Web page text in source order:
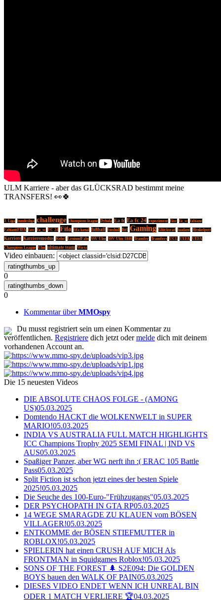
ULM Karriere - aber das GLÜCKSRAD bestimmt meine
TRANSFERS! 👀🍀
3. Liga bundesliga challenge champions league Dybala Ea fc Ea fc 24 experiment fäsc fä_sc fabiano
FabianoFIFA fasc fa_sc FC 24 Fifa fifa kanal fußball fussball fut Gaming Glücksrad haaland Henkelpott
Karriere Karrieremodus Kobel LeniundFabs SSV Ulm SSV Ulm 1846 Transfer Transfers UCL UEFA UEFA
Champions League Ulm ultimate team Wirtz
Video einbauen:
0
0
Kommentar überMMOspy
Du musst registriert sein um einen Kommentar zu
veröffentlichen. Registriere dich jetzt odermelde dich mit deinem
vorhandenen Account an.
Die 15 neuesten Videos
DIE ABSOLUTE CHAOS FOLGE - (AMONG
US)05.03.2025
Domtendo HACKT die WOLKENWELT in SUPER
MARIO!05.03.2025
INDIA VS AUSTRALIA FULL MATCH HIGHLIGHTS
ICC Champions Trophy 2025 SEMI FINAL | IND VS
AUS05.03.2025
Spaßiger Panzer, aber WG nerft ihn :( ERAC 105 Battle
Pass05.03.2025
Split Fiction ist schon jetzt eines der besten Spiele
2025!05.03.2025
Die Seuche des 100-Euro-"Frühzugangs"05.03.2025
DER PSYCHOPATH IN GTA RP05.03.2025
14 WEGE SMARAGDE ZU KLAUEN vom BÖSEN
VILLAGER!05.03.2025
ENTKOMME der BÖSEN STIEFMUTTER in
ROBLOX!05.03.2025
SPIELERIN hat einen CRUSH AUF MICH Als
FRONTMAN in Squidgames Roblox!05.03.2025
SONS OF THE FOREST 🌲 S2E094: Die GOLDEN
BOYS bauen den WALK OF PAIN05.03.2025
DIESES VIDEO ENDET WENN ICH UNREAL BIN
ODER 1 MATCH VERLIERE 🏆04.03.2025